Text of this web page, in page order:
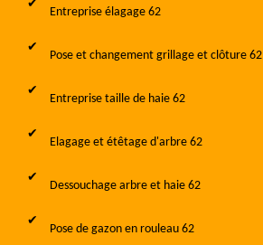
Entreprise élagage 62
Pose et changement grillage et clôture 62
Entreprise taille de haie 62
Elagage et étêtage d'arbre 62
Dessouchage arbre et haie 62
Pose de gazon en rouleau 62